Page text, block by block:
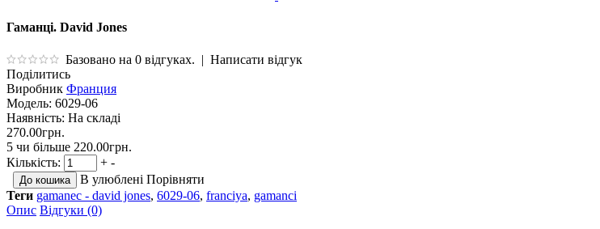
Гаманці. David Jones
Базовано на 0 відгуках. | Написати відгук
Поділитись
Виробник Франция
Модель: 6029-06
Наявність: На складі
270.00грн.
5 чи більше 220.00грн.
Кількість:
+ -
В улюблені Порівняти
Теги gamanec - david jones, 6029-06, franciya, gamanci
Опис Відгуки (0)